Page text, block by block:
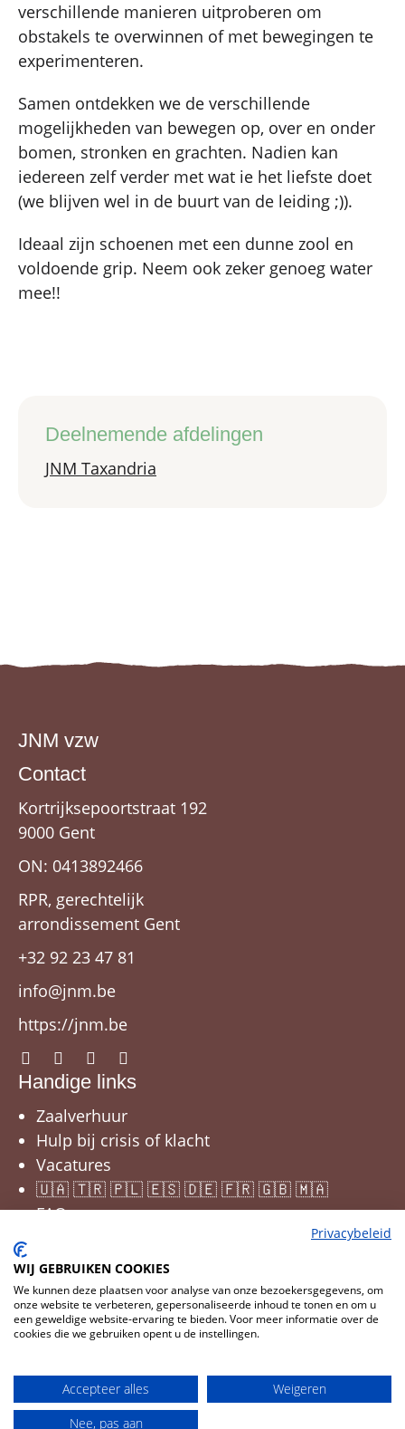
verschillende manieren uitproberen om
obstakels te overwinnen of met bewegingen te
experimenteren.
Samen ontdekken we de verschillende
mogelijkheden van bewegen op, over en onder
bomen, stronken en grachten. Nadien kan
iedereen zelf verder met wat ie het liefste doet
(we blijven wel in de buurt van de leiding ;)).
Ideaal zijn schoenen met een dunne zool en
voldoende grip. Neem ook zeker genoeg water
mee!!
Deelnemende afdelingen
JNM Taxandria
JNM vzw
Contact
Kortrijksepoortstraat 192
9000 Gent
ON: 0413892466
RPR, gerechtelijk
arrondissement Gent
+32 92 23 47 81
info@jnm.be
https://jnm.be
Handige links
Zaalverhuur
Hulp bij crisis of klacht
Vacatures
🇺🇦 🇹🇷 🇵🇱 🇪🇸 🇩🇪 🇫🇷 🇬🇧 🇲🇦
FAQ
CMS Cookies Privacy Disclaimer
Privacybeleid
WIJ GEBRUIKEN COOKIES
We kunnen deze plaatsen voor analyse van onze bezoekersgegevens, om
onze website te verbeteren, gepersonaliseerde inhoud te tonen en om u
een geweldige website-ervaring te bieden. Voor meer informatie over de
cookies die we gebruiken opent u de instellingen.
Accepteer alles
Weigeren
Nee, pas aan